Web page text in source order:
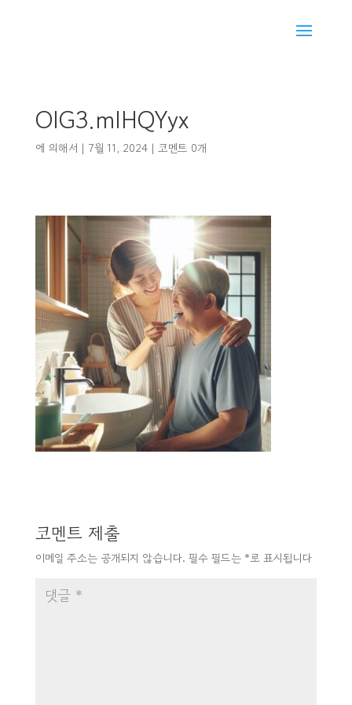
OIG3.mIHQYyx
에 의해서 | 7월 11, 2024| 코멘트 0개
코멘트 제출
이메일 주소는 공개되지 않습니다. 필수 필드는 *로 표시됩니다